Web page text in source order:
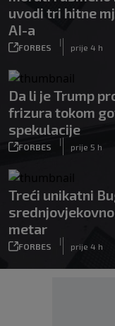
uvodi tri hitne
AI-a
FORBES
|
prije 4 h
Da li je Trump
frizura tokom
spekulacije
FORBES
|
prije 5 h
Treći unikatni
metar
FORBES
|
prije 4 h